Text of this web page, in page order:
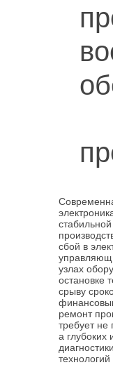
сбой в
узлах
остановке
срыву
ремонт
требует не
а глубоких
технологий